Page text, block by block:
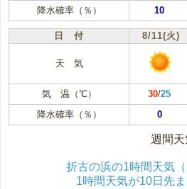
降水確率（％）
10
日 付 8/11(火)
天 気
気 温（℃） 30/25
降水確率（％）
0
週間天
折古の浜の1時間天気
1時間天気が10日先